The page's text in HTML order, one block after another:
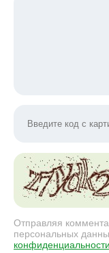
Отправляя
персональных
конфиденциальности